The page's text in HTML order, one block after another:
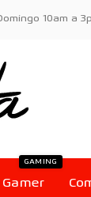
10am a
Gamer
GAMING